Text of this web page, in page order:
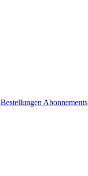
Bestellungen Abonnements